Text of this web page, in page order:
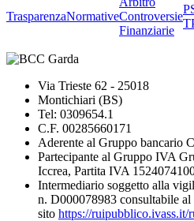
TrasparenzaNormativeControversie
Finanziarie
Via Trieste 62 - 25018
Montichiari (BS)
Tel: 0309654.1
C.F. 00285660171
Aderente al Gruppo bancario
Partecipante al Gruppo IVA
Iccrea, Partita IVA
Intermediario soggetto alla
n. D000078983 consultabile al
sito https://ruipubblico.ivass.it/